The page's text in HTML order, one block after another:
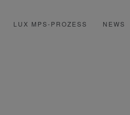
LUX MPS-PROZESS NEWS